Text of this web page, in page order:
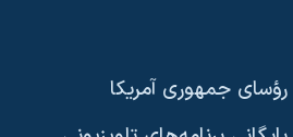
رؤسای جمهوری آمریکا